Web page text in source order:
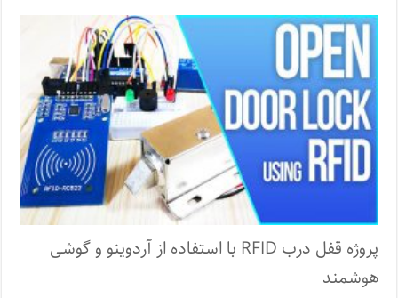
پروژه قفل‌ درب RFID با استفاده از آردوینو و گوشی
هوشمند